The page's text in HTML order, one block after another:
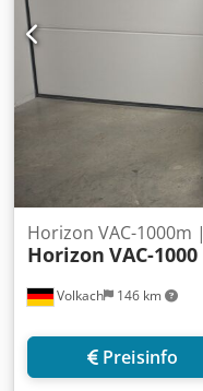
Volkach 146 km
Horizon VAC-1000m
Horizon VAC-1000
Preisinfo